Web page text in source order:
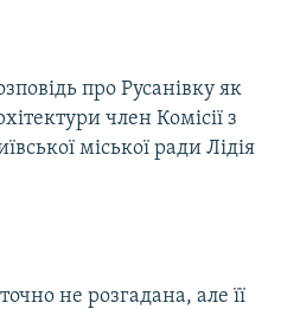
про Русанівку як
член Комісії з
міської ради Лідія
не розгадана, але її